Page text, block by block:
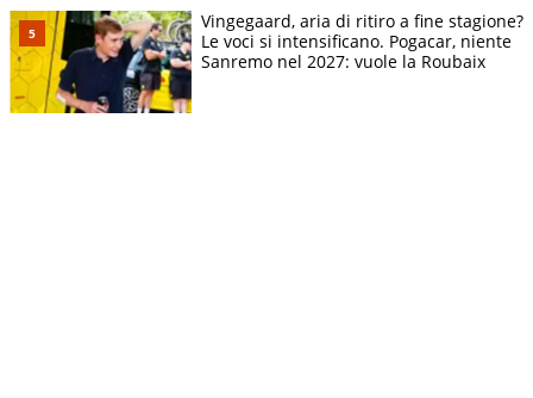
Vingegaard, aria di ritiro a fine stagione?
Le voci si intensificano. Pogacar, niente
Sanremo nel 2027: vuole la Roubaix